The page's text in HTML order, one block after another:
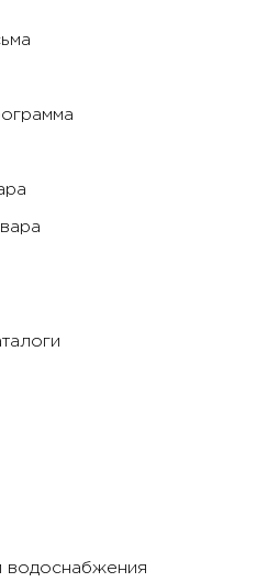
водоснабжения